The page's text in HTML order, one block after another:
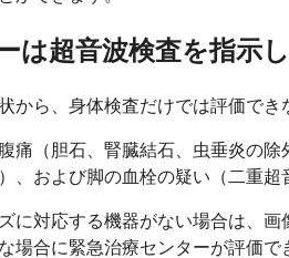
は超音波検査を指示
から、身体検査だけでは評価で
痛（胆石、腎臓結石、虫垂炎の
、および脚の血栓の疑い（二重
に対応する機器がない場合は、
場合に緊急治療センターが評価